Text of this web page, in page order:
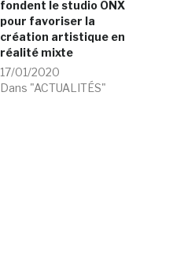
fondent le studio ONX
pour favoriser la
création artistique en
réalité mixte
17/01/2020
Dans "ACTUALITÉS"